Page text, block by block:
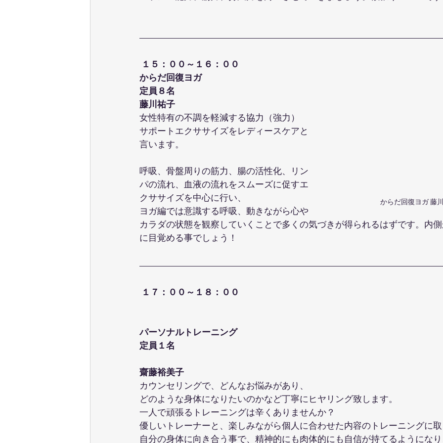
からだ回復ヨガ 藤
１５：００～１６：００
からだ回復ヨガ
定員８名
藤川祐子
女性特有の不調を軽減する協力（強力）
サポートエクササイズをレディースケアと
言います。
呼吸、骨盤周りの筋力、腸の活性化、リン
パの流れ、血液の流れをスムーズに促すエ
クササイズを中心に行い、
ヨガ編では意識する呼吸、動きながら心や
カラダの状態を観察していくことで多くの気づきが得られるはずです。内
に目覚める事でしょう！
１７：００～１８：００
パーソナルトレーニング
定員１名
齋藤裕美子
カウンセリングで、どんなお悩みがあり、
どのような身体になりたいのかなど丁寧にヒヤリング致します。
一人で頑張るトレーニングは辛くありませんか？
優しいトレーナーと、楽しみながら個人に合わせた内容のトレーニングに
自分の身体に向き合う事で、精神的にも肉体的にも自信が持てるようにな